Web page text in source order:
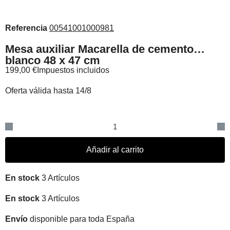
Referencia 00541001000981
Mesa auxiliar Macarella de cemento
blanco 48 x 47 cm
199,00 € Impuestos incluidos
Oferta válida hasta 14/8
Añadir al carrito
En stock 3 Artículos
En stock 3 Artículos
Envío disponible para toda España